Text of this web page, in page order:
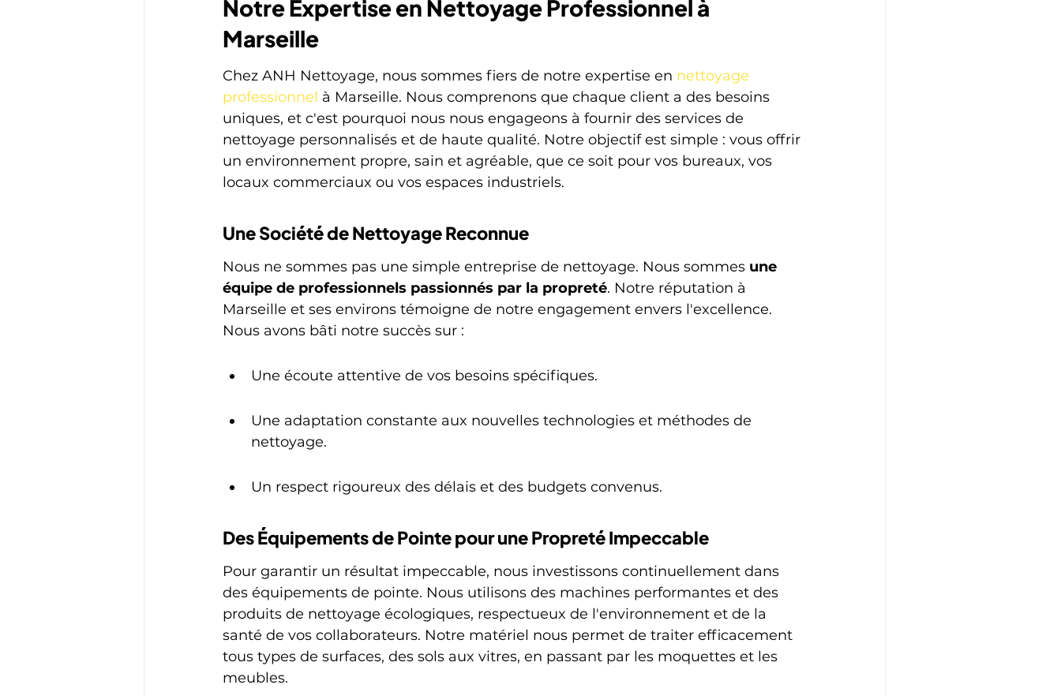
Notre Expertise en Nettoyage Professionnel à
Marseille
Chez ANH Nettoyage, nous sommes fiers de notre expertise en nettoyage
professionnel à Marseille. Nous comprenons que chaque client a des besoins
uniques, et c'est pourquoi nous nous engageons à fournir des services de
nettoyage personnalisés et de haute qualité. Notre objectif est simple : vous offrir
un environnement propre, sain et agréable, que ce soit pour vos bureaux, vos
locaux commerciaux ou vos espaces industriels.
Une Société de Nettoyage Reconnue
Nous ne sommes pas une simple entreprise de nettoyage. Nous sommes une
équipe de professionnels passionnés par la propreté. Notre réputation à
Marseille et ses environs témoigne de notre engagement envers l'excellence.
Nous avons bâti notre succès sur :
Une écoute attentive de vos besoins spécifiques.
Une adaptation constante aux nouvelles technologies et méthodes de
nettoyage.
Un respect rigoureux des délais et des budgets convenus.
Des Équipements de Pointe pour une Propreté Impeccable
Pour garantir un résultat impeccable, nous investissons continuellement dans
des équipements de pointe. Nous utilisons des machines performantes et des
produits de nettoyage écologiques, respectueux de l'environnement et de la
santé de vos collaborateurs. Notre matériel nous permet de traiter efficacement
tous types de surfaces, des sols aux vitres, en passant par les moquettes et les
meubles.